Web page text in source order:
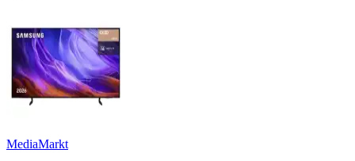
MediaMarkt